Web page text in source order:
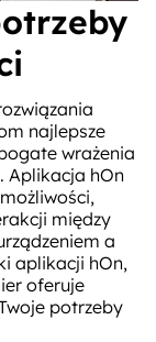
najlepsze
wrażenia
Aplikacja hOn
między
a
aplikacji hOn,
oferuje
potrzeby